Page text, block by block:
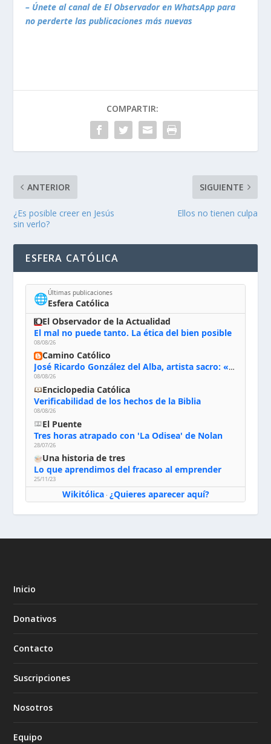
– Únete al canal de El Observador en WhatsApp para
no perderte las publicaciones más nuevas
COMPARTIR:
ANTERIOR
¿Es posible creer en Jesús
sin verlo?
SIGUIENTE
Ellos no tienen culpa
ESFERA CATÓLICA
🌐Últimas publicaciones
Esfera Católica
El Observador de la Actualidad
El mal no puede tanto. La ética del bien posible
08/08/26
Camino Católico
José Ricardo González del Alba, artista sacro: «Yo oro, hablo con Dios, le pido al Espíritu Santo su inspiración y siempre pinto rezando el rosario para que sea Él quien actúe a través de mis manos»
08/08/26
Enciclopedia Católica
Verificabilidad de los hechos de la Biblia
08/08/26
El Puente
Tres horas atrapado con 'La Odisea' de Nolan
28/07/26
Una historia de tres
Lo que aprendimos del fracaso al emprender
25/11/23
Wikitólica· ¿Quieres aparecer aquí?
Inicio
Donativos
Contacto
Suscripciones
Nosotros
Equipo